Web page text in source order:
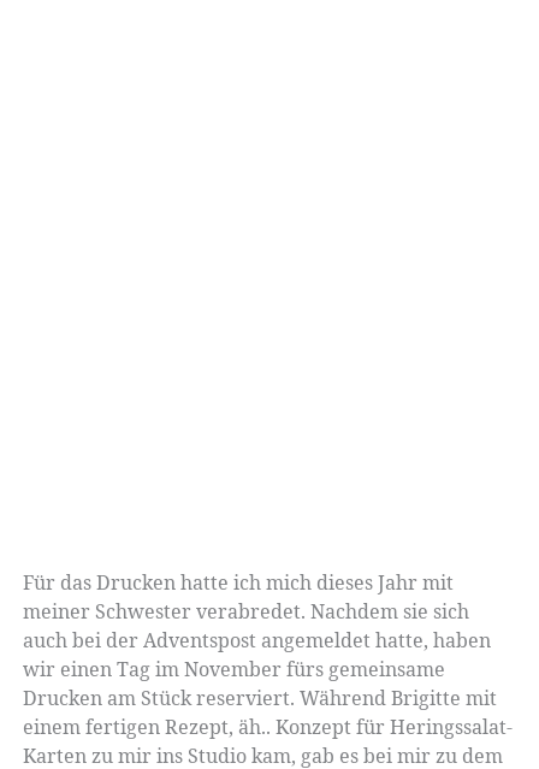
Für das Drucken hatte ich mich dieses Jahr mit
meiner Schwester verabredet. Nachdem sie sich
auch bei der Adventspost angemeldet hatte, haben
wir einen Tag im November fürs gemeinsame
Drucken am Stück reserviert. Während Brigitte mit
einem fertigen Rezept, äh.. Konzept für Heringssalat-
Karten zu mir ins Studio kam, gab es bei mir zu dem